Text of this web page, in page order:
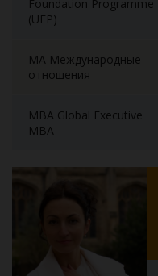
Foundation Programme
(UFP)
MA Международные
отношения
MBA Global Executive
MBA